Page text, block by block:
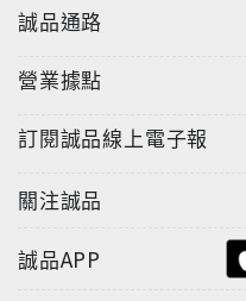
誠品通路
營業據點
訂閱誠品線上電子報
關注誠品
誠品APP